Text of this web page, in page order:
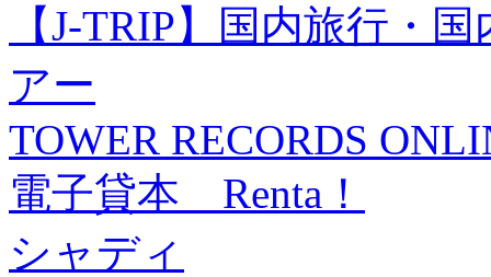
【J-TRIP】国内旅行・
アー
TOWER RECORDS
電子貸本 Renta！
シャディ